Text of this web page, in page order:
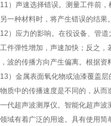
11）声速选择错误。测量工件前
一种材料时，将产生错误的结
12）应力的影响。在役设备、管
件弹性增加，声速加快；反之
波的传播方向产生偏离。根据
13）金属表面氧化物或油漆覆盖
质中的传播速度是不同的，从
代超声波测厚仪。智能化超声
域有着广泛的用途。具有使用